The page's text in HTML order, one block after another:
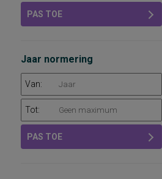
PAS TOE
Jaar normering
Van:
Tot:
PAS TOE